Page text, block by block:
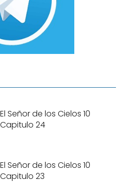
El Señor de los Cielos 10
Capitulo 24
El Señor de los Cielos 10
Capitulo 23